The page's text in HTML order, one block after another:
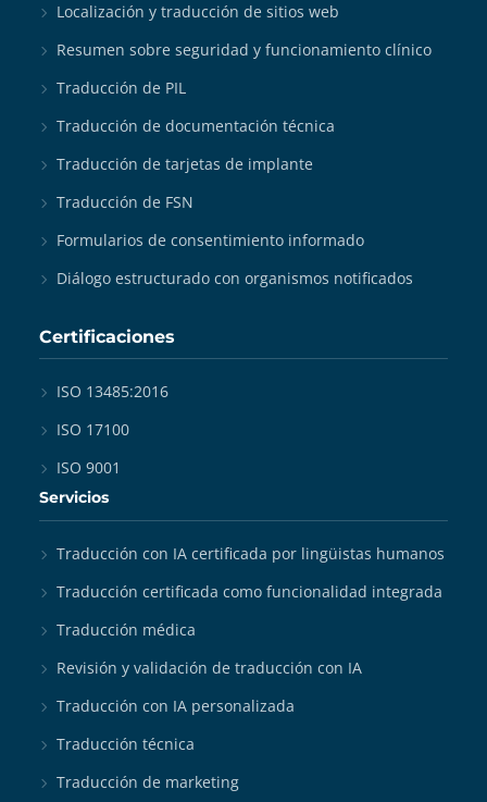
Localización y traducción de sitios web
Resumen sobre seguridad y funcionamiento clínico
Traducción de PIL
Traducción de documentación técnica
Traducción de tarjetas de implante
Traducción de FSN
Formularios de consentimiento informado
Diálogo estructurado con organismos notificados
Certificaciones
ISO 13485:2016
ISO 17100
ISO 9001
Servicios
Traducción con IA certificada por lingüistas humanos
Traducción certificada como funcionalidad integrada
Traducción médica
Revisión y validación de traducción con IA
Traducción con IA personalizada
Traducción técnica
Traducción de marketing